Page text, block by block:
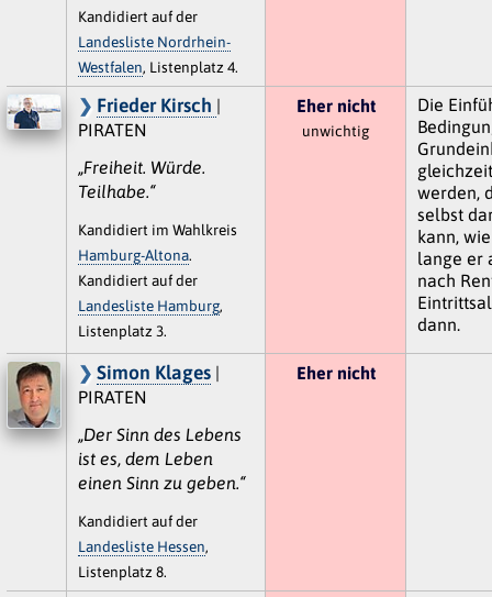
Kandidiert auf der
Landesliste Nordrhein-
Westfalen, Listenplatz 4.
Frieder Kirsch |
PIRATEN
„Freiheit. Würde.
Teilhabe.“
Kandidiert im Wahlkreis
Hamburg-Altona.
Kandidiert auf der
Landesliste Hamburg,
Listenplatz 3.
Eher nicht
unwichtig
Die
werden,
selbst
kann,
lange er
nach
dann.
Simon Klages|
PIRATEN
„Der Sinn des Lebens
ist es, dem Leben
einen Sinn zu geben.“
Kandidiert auf der
Landesliste Hessen,
Listenplatz 8.
Eher nicht